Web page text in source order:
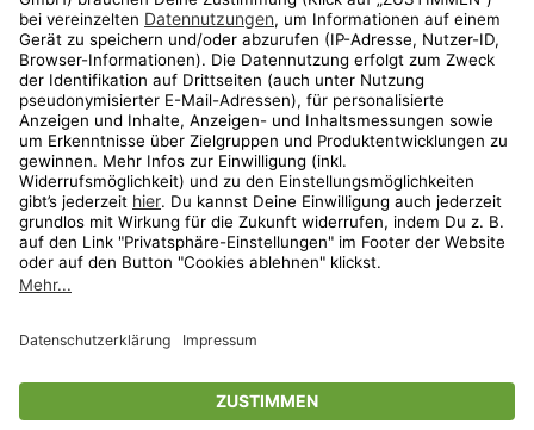
Aktionen
Travel
* Streichpreise entsprechen der unverbindlichen Preisempfehlung des